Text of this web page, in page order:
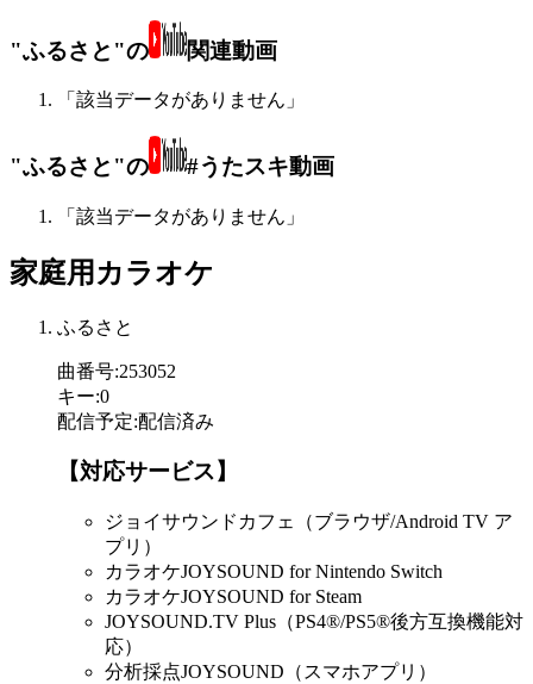
"ふるさと"の 関連動画
「該当データがありません」
"ふるさと"の #うたスキ動画
「該当データがありません」
家庭用カラオケ
ふるさと
曲番号:253052
キー:0
配信予定:配信済み
【対応サービス】
ジョイサウンドカフェ（ブラウザ/Android TV ア
プリ）
カラオケJOYSOUND for Nintendo Switch
カラオケJOYSOUND for Steam
JOYSOUND.TV Plus（PS4®/PS5®後方互換機能対
応）
分析採点JOYSOUND（スマホアプリ）